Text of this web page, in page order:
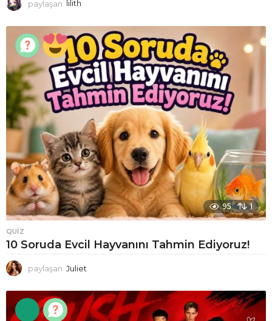
paylaşan lilith
95 1
QUIZ
10 Soruda Evcil Hayvanını Tahmin Ediyoruz!
paylaşan Juliet